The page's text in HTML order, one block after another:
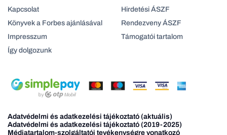
Kapcsolat
Könyvek a Forbes ajánlásával
Impresszum
Így dolgozunk
Hirdetési ÁSZF
Rendezveny ÁSZF
Támogatói tartalom
Adatvédelmi és adatkezelési tájékoztató (aktuális)
Adatvédelmi és adatkezelési tájékoztató (2019-2025)
Médiatartalom-szolgáltatói tevékenységre vonatkozó